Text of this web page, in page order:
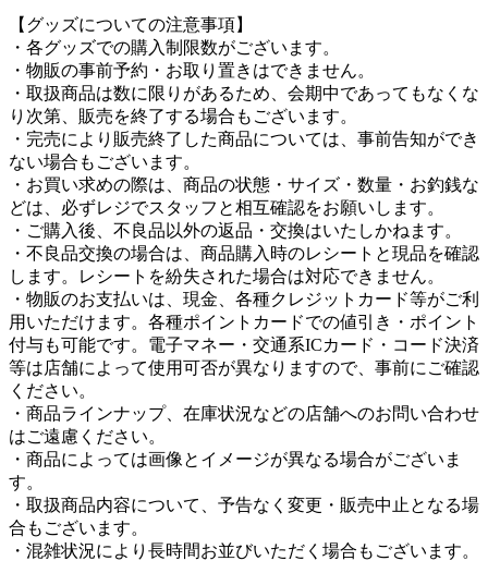
【グッズについての注意事項】
・各グッズでの購入制限数がございます。
・物販の事前予約・お取り置きはできません。
・取扱商品は数に限りがあるため、会期中であってもなくな
り次第、販売を終了する場合もございます。
・完売により販売終了した商品については、事前告知ができ
ない場合もございます。
・お買い求めの際は、商品の状態・サイズ・数量・お釣銭な
どは、必ずレジでスタッフと相互確認をお願いします。
・ご購入後、不良品以外の返品・交換はいたしかねます。
・不良品交換の場合は、商品購入時のレシートと現品を確認
します。レシートを紛失された場合は対応できません。
・物販のお支払いは、現金、各種クレジットカード等がご利
用いただけます。各種ポイントカードでの値引き・ポイント
付与も可能です。電子マネー・交通系ICカード・コード決済
等は店舗によって使用可否が異なりますので、事前にご確認
ください。
・商品ラインナップ、在庫状況などの店舗へのお問い合わせ
はご遠慮ください。
・商品によっては画像とイメージが異なる場合がございま
す。
・取扱商品内容について、予告なく変更・販売中止となる場
合もございます。
・混雑状況により長時間お並びいただく場合もございます。